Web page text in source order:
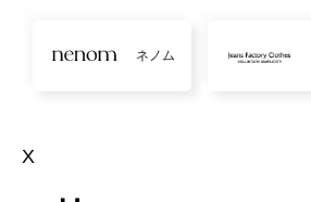
ネノム
X